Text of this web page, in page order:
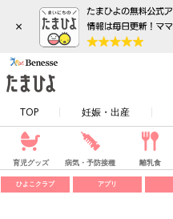
×
TOP 妊娠・出産
育児グッズ 病気・予防接種 離乳食
ひよこクラブ アプリ